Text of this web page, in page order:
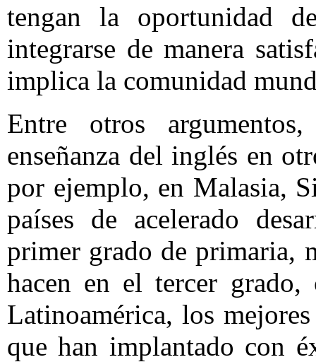
tengan la oportunidad
integrarse de manera
implica la comunidad
Entre otros
enseñanza del inglés en
por ejemplo, en Malasia,
países de acelerado
primer grado de primaria,
hacen en el tercer grado,
Latinoamérica, los
que han implantado con